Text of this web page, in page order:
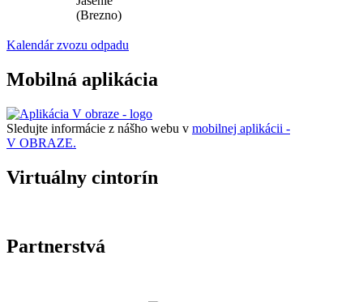
(Brezno)
Kalendár zvozu odpadu
Mobilná aplikácia
Sledujte informácie z nášho webu v mobilnej aplikácii -
V OBRAZE.
Virtuálny cintorín
Partnerstvá